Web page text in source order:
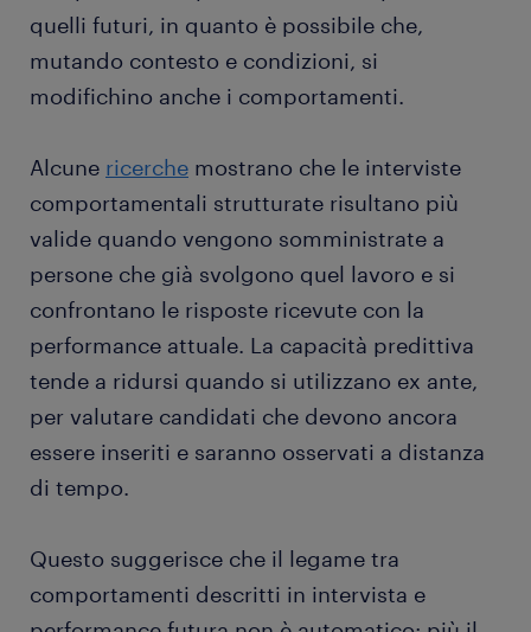
quelli futuri, in quanto è possibile che,
mutando contesto e condizioni, si
modifichino anche i comportamenti.
Alcune ricerche mostrano che le interviste
comportamentali strutturate risultano più
valide quando vengono somministrate a
persone che già svolgono quel lavoro e si
confrontano le risposte ricevute con la
performance attuale. La capacità predittiva
tende a ridursi quando si utilizzano ex ante,
per valutare candidati che devono ancora
essere inseriti e saranno osservati a distanza
di tempo.
Questo suggerisce che il legame tra
comportamenti descritti in intervista e